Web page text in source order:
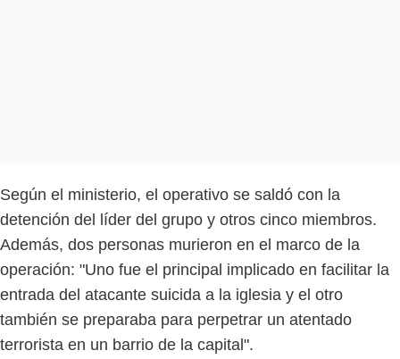
Según el ministerio, el operativo se saldó con la
detención del líder del grupo y otros cinco miembros.
Además, dos personas murieron en el marco de la
operación: "Uno fue el principal implicado en facilitar la
entrada del atacante suicida a la iglesia y el otro
también se preparaba para perpetrar un atentado
terrorista en un barrio de la capital".